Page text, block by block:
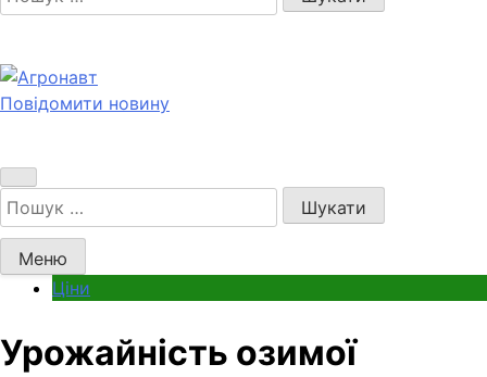
Агронавт
Новини українського агробізнесу
Повідомити новину
Пошук:
Меню
Ціни
Урожайність озимої